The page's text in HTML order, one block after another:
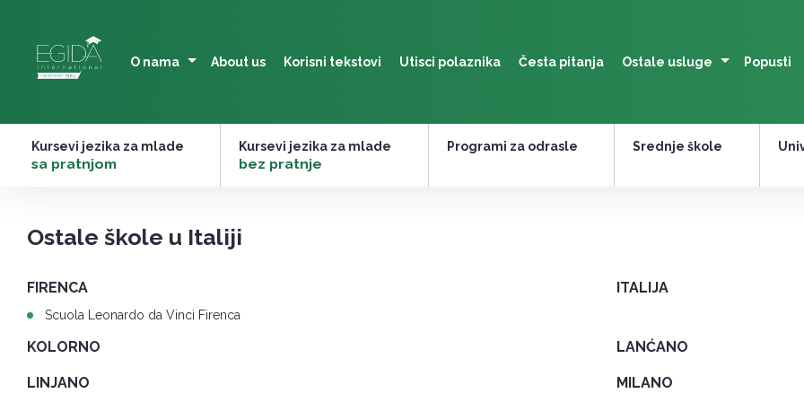
content
O nama About us Korisni tekstovi Utisci polaznika Česta pitanja Ostale usluge Popusti
Kursevi jezika za mlade
–
sa pratnjom
Kursevi jezika za mlade
–
bez pratnje
Programi za odrasle Srednje škole
Ostale škole u Italiji
FIRENCA
Scuola Leonardo da Vinci Firenca
ITALIJA
KOLORNO LANĆANO
LINJANO MILANO